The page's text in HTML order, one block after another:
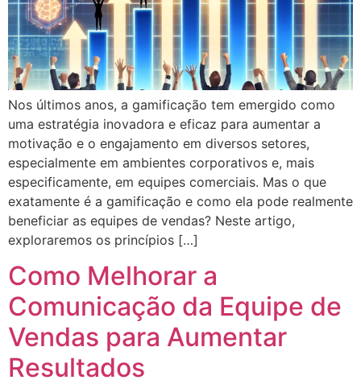
Nos últimos anos, a gamificação tem emergido como
uma estratégia inovadora e eficaz para aumentar a
motivação e o engajamento em diversos setores,
especialmente em ambientes corporativos e, mais
especificamente, em equipes comerciais. Mas o que
exatamente é a gamificação e como ela pode realmente
beneficiar as equipes de vendas? Neste artigo,
exploraremos os princípios […]
Como Melhorar a
Comunicação da Equipe de
Vendas para Aumentar
Resultados